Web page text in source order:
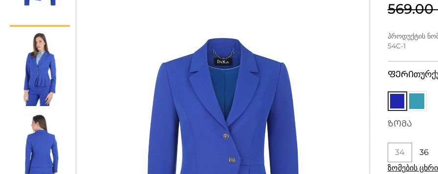
პროდუქტის
54C-1
ᲤᲔᲠᲘ
ᲖᲝᲛᲐ
34
36
ზომების